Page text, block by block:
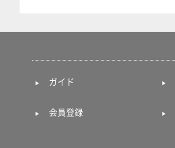
ガイド
会員登録